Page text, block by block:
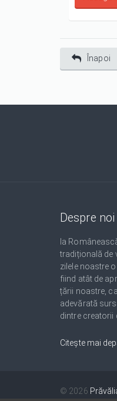
Înapoi
Despre noi
Ia
tradițională de
zilele noastre
fiind atât de
țării noastre,
adevărată
dintre creatorii
Citește mai
© 2026